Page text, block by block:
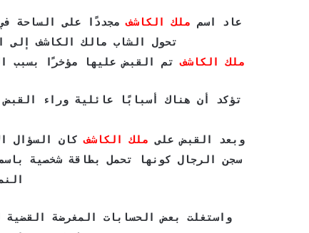
عاد اسم ملك الكاشفمجددًا على الساحة
تحول الشاب مالك الكاشف إلى
ملك الكاشفتم القبض عليها مؤخرًا بسبب
تؤكد أن هناك أسبابًا عائلية وراء القبض
وبعد القبض علىملك الكاشفكان السؤال
سجن الرجال كونها تحمل بطاقة شخصية
واستغلت بعض الحسابات المغرضة